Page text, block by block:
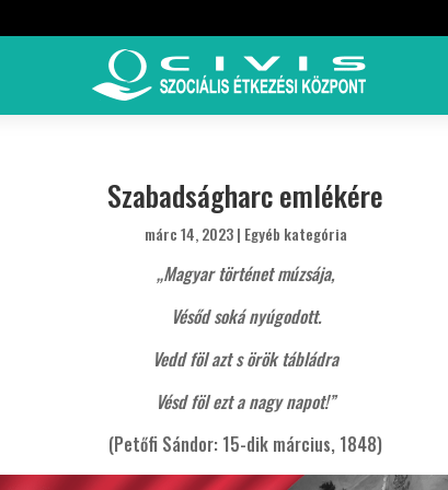
Szabadságharc emlékére
márc 14, 2023| Egyéb kategória
„Magyar történet múzsája,
Vésőd soká nyúgodott.
Vedd föl azt s örök tábládra
Vésd föl ezt a nagy napot!”
(Petőfi Sándor: 15-dik március, 1848)